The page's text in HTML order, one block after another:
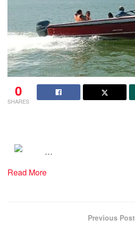
0
SHARES
…
Read More
Previous Post